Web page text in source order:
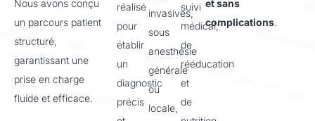
Nous avons conçu
un parcours patient
structuré,
garantissant une
prise en charge
fluide et efficace.
réalisé
pour
établir
un
diagnostic
précis
invasives,
sous
anesthésie
générale
ou
locale,
suivi
médical,
de
rééducation
et
de
et sans
complications.